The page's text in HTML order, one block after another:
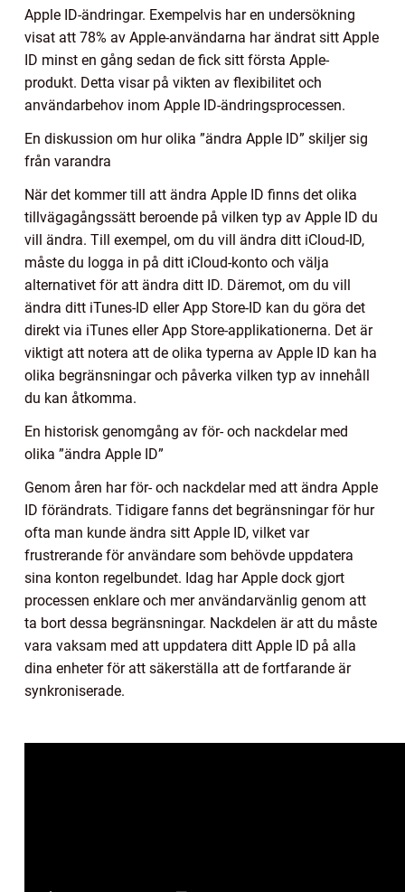
Apple ID-ändringar. Exempelvis har en undersökning
visat att 78% av Apple-användarna har ändrat sitt Apple
ID minst en gång sedan de fick sitt första Apple-
produkt. Detta visar på vikten av flexibilitet och
användarbehov inom Apple ID-ändringsprocessen.
En diskussion om hur olika ”ändra Apple ID” skiljer sig
från varandra
När det kommer till att ändra Apple ID finns det olika
tillvägagångssätt beroende på vilken typ av Apple ID du
vill ändra. Till exempel, om du vill ändra ditt iCloud-ID,
måste du logga in på ditt iCloud-konto och välja
alternativet för att ändra ditt ID. Däremot, om du vill
ändra ditt iTunes-ID eller App Store-ID kan du göra det
direkt via iTunes eller App Store-applikationerna. Det är
viktigt att notera att de olika typerna av Apple ID kan ha
olika begränsningar och påverka vilken typ av innehåll
du kan åtkomma.
En historisk genomgång av för- och nackdelar med
olika ”ändra Apple ID”
Genom åren har för- och nackdelar med att ändra Apple
ID förändrats. Tidigare fanns det begränsningar för hur
ofta man kunde ändra sitt Apple ID, vilket var
frustrerande för användare som behövde uppdatera
sina konton regelbundet. Idag har Apple dock gjort
processen enklare och mer användarvänlig genom att
ta bort dessa begränsningar. Nackdelen är att du måste
vara vaksam med att uppdatera ditt Apple ID på alla
dina enheter för att säkerställa att de fortfarande är
synkroniserade.